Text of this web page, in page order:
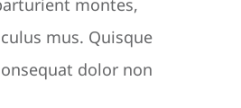
montes,
mus. Quisque
dolor non